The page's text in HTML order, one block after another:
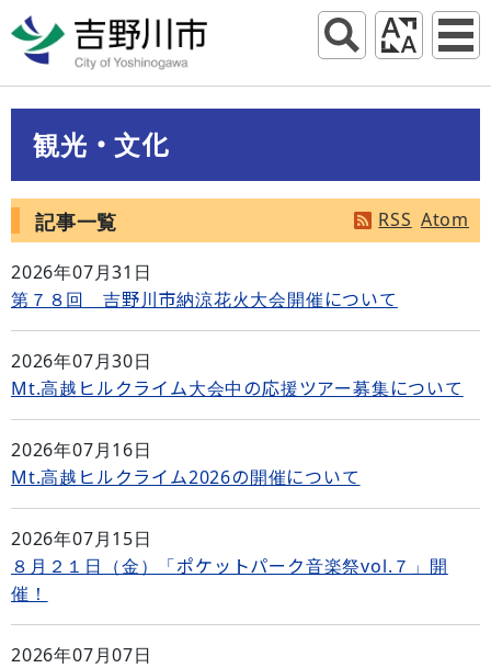
観光・文化
記事一覧 RSS Atom
2026年07月31日
第７８回 吉野川市納涼花火大会開催について
2026年07月30日
Mt.高越ヒルクライム大会中の応援ツアー募集について
2026年07月16日
Mt.高越ヒルクライム2026の開催について
2026年07月15日
８月２１日（金）「ポケットパーク音楽祭vol.７」開
催！
2026年07月07日